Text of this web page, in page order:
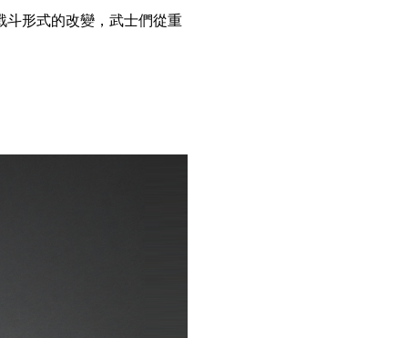
斗形式的改變，武士們從重